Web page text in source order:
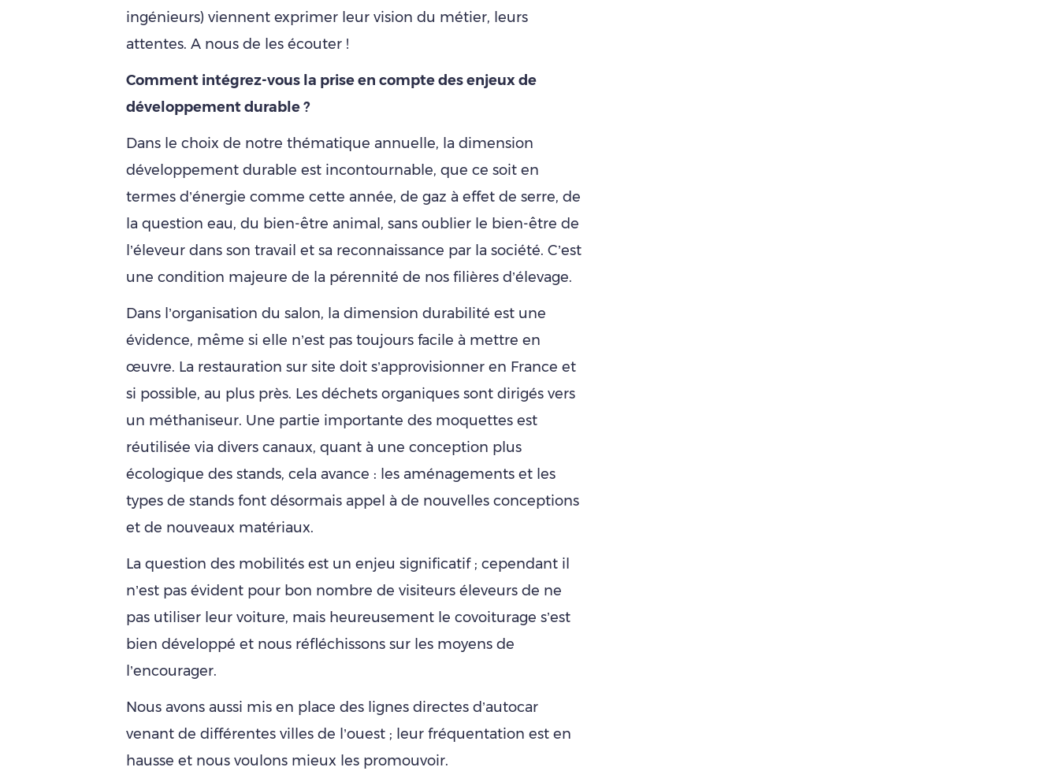
ingénieurs) viennent exprimer leur vision du métier, leurs
attentes. A nous de les écouter !
Comment intégrez-vous la prise en compte des enjeux de
développement durable ?
Dans le choix de notre thématique annuelle, la dimension
développement durable est incontournable, que ce soit en
termes d’énergie comme cette année, de gaz à effet de serre, de
la question eau, du bien-être animal, sans oublier le bien-être de
l’éleveur dans son travail et sa reconnaissance par la société. C’est
une condition majeure de la pérennité de nos filières d’élevage.
Dans l’organisation du salon, la dimension durabilité est une
évidence, même si elle n’est pas toujours facile à mettre en
œuvre. La restauration sur site doit s’approvisionner en France et
si possible, au plus près. Les déchets organiques sont dirigés vers
un méthaniseur. Une partie importante des moquettes est
réutilisée via divers canaux, quant à une conception plus
écologique des stands, cela avance : les aménagements et les
types de stands font désormais appel à de nouvelles conceptions
et de nouveaux matériaux.
La question des mobilités est un enjeu significatif ; cependant il
n’est pas évident pour bon nombre de visiteurs éleveurs de ne
pas utiliser leur voiture, mais heureusement le covoiturage s’est
bien développé et nous réfléchissons sur les moyens de
l’encourager.
Nous avons aussi mis en place des lignes directes d’autocar
venant de différentes villes de l’ouest ; leur fréquentation est en
hausse et nous voulons mieux les promouvoir.